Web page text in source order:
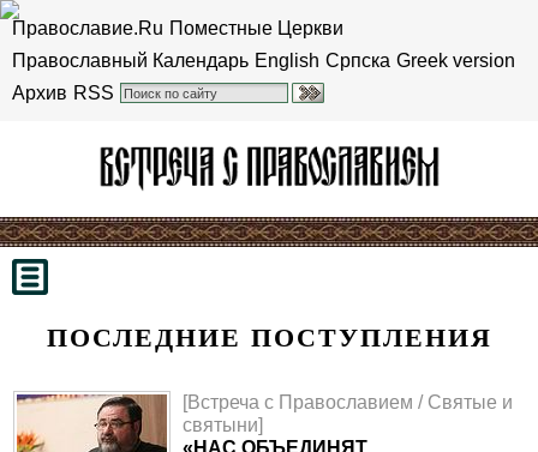
Православие.Ru Поместные Церкви
Православный Календарь English Српска Greek version
Архив RSS
ПОСЛЕДНИЕ ПОСТУПЛЕНИЯ
[Встреча с Православием / Святые и
святыни]
«НАС ОБЪЕДИНЯТ